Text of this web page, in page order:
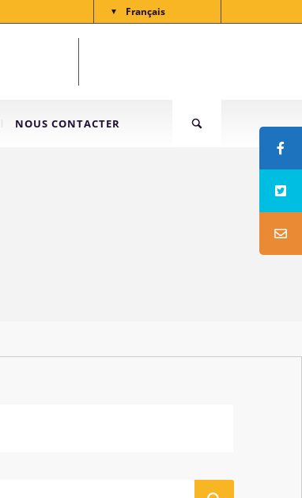
Français
▼
NOUS CONTACTER